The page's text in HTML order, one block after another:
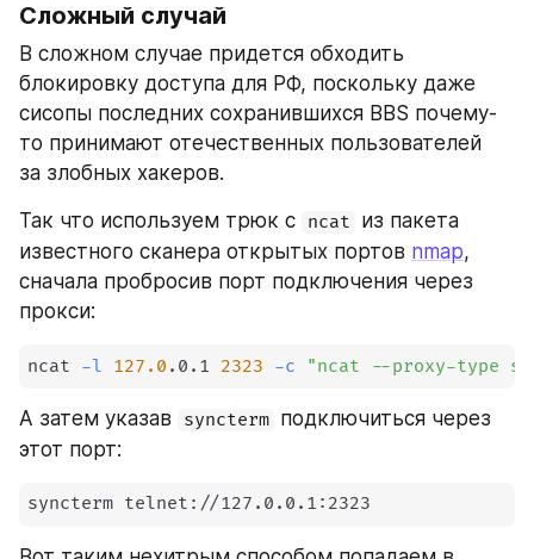
Сложный случай
В сложном случае придется обходить
блокировку доступа для РФ, поскольку даже
сисопы последних сохранившихся BBS почему-
то принимают отечественных пользователей
за злобных хакеров.
Так что используем трюк с ncat из пакета
известного сканера открытых портов nmap,
сначала пробросив порт подключения через
прокси:
ncat -l 127.0 .0.1 2323 -c "ncat --proxy-type
А затем указав syncterm подключиться через
этот порт:
syncterm telnet://127.0.0.1:2323